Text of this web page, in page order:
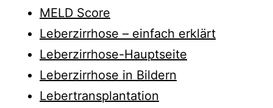
MELD Score
Leberzirrhose – einfach erklärt
Leberzirrhose-Hauptseite
Leberzirrhose in Bildern
Lebertransplantation